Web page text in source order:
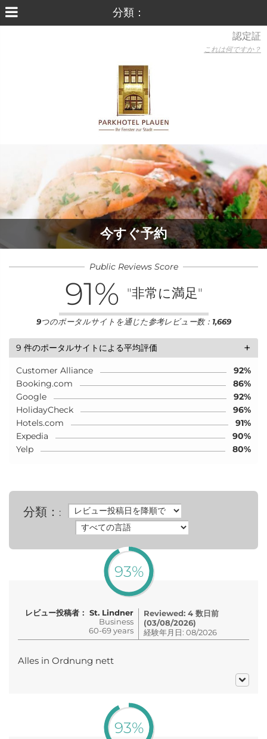
今すぐ予約
Public Reviews Score
91% "非常に満足"
9つのポータルサイトを通じた参考レビュー数： 1,669
+
9 件のポータルサイトによる平均評価
Customer Alliance
92%
Booking.com
86%
Google
92%
HolidayCheck
96%
Hotels.com
91%
Expedia
90%
Yelp
80%
分類： :
93%
レビュー投稿者： St. Lindner
Business
60-69 years
Reviewed: 4 数日前
(03/08/2026)
経験年月日: 08/2026
Alles in Ordnung nett
93%
認定証
これは何ですか？